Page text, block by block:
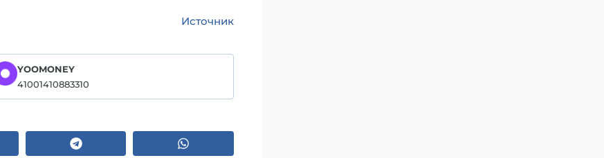
Источник
YOOMONEY
41001410883310